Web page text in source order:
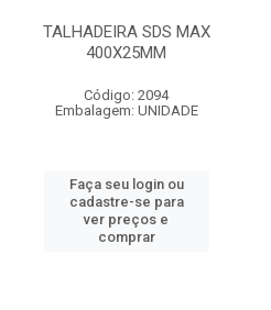
TALHADEIRA SDS MAX
400X25MM
Código: 2094
Embalagem: UNIDADE
Faça seu login ou
cadastre-se para
ver preços e
comprar